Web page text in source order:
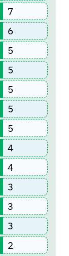
7
6
5
5
5
5
5
4
4
3
3
3
2